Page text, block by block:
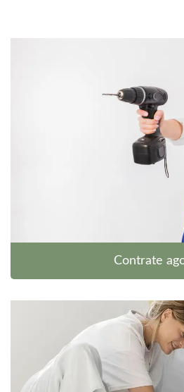
Contrate